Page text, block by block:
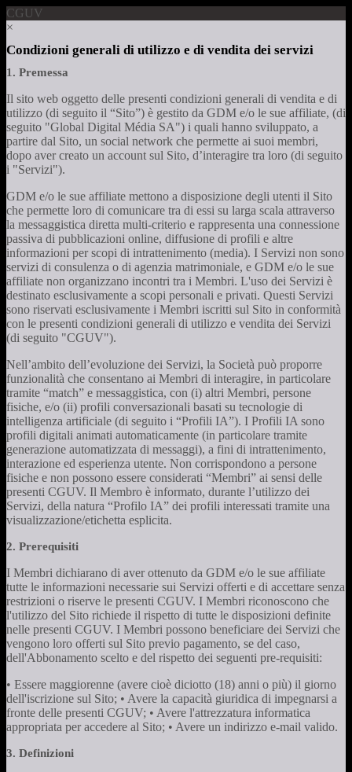
CGUV
×
Condizioni generali di utilizzo e di vendita dei servizi
1. Premessa
Il sito web oggetto delle presenti condizioni generali di vendita e di
utilizzo (di seguito il “Sito”) è gestito da GDM e/o le sue affiliate, (di
seguito "Global Digital Média SA") i quali hanno sviluppato, a
partire dal Sito, un social network che permette ai suoi membri,
dopo aver creato un account sul Sito, d’interagire tra loro (di seguito
i "Servizi").
GDM e/o le sue affiliate mettono a disposizione degli utenti il Sito
che permette loro di comunicare tra di essi su larga scala attraverso
la messaggistica diretta multi-criterio e rappresenta una connessione
passiva di pubblicazioni online, diffusione di profili e altre
informazioni per scopi di intrattenimento (media). I Servizi non sono
servizi di consulenza o di agenzia matrimoniale, e GDM e/o le sue
affiliate non organizzano incontri tra i Membri. L'uso dei Servizi è
destinato esclusivamente a scopi personali e privati. Questi Servizi
sono riservati esclusivamente i Membri iscritti sul Sito in conformità
con le presenti condizioni generali di utilizzo e vendita dei Servizi
(di seguito "CGUV").
Nell’ambito dell’evoluzione dei Servizi, la Società può proporre
funzionalità che consentano ai Membri di interagire, in particolare
tramite “match” e messaggistica, con (i) altri Membri, persone
fisiche, e/o (ii) profili conversazionali basati su tecnologie di
intelligenza artificiale (di seguito i “Profili IA”). I Profili IA sono
profili digitali animati automaticamente (in particolare tramite
generazione automatizzata di messaggi), a fini di intrattenimento,
interazione ed esperienza utente. Non corrispondono a persone
fisiche e non possono essere considerati “Membri” ai sensi delle
presenti CGUV. Il Membro è informato, durante l’utilizzo dei
Servizi, della natura “Profilo IA” dei profili interessati tramite una
visualizzazione/etichetta esplicita.
2. Prerequisiti
I Membri dichiarano di aver ottenuto da GDM e/o le sue affiliate
tutte le informazioni necessarie sui Servizi offerti e di accettare senza
restrizioni o riserve le presenti CGUV. I Membri riconoscono che
l'utilizzo del Sito richiede il rispetto di tutte le disposizioni definite
nelle presenti CGUV. I Membri possono beneficiare dei Servizi che
vengono loro offerti sul Sito previo pagamento, se del caso,
dell'Abbonamento scelto e del rispetto dei seguenti pre-requisiti:
• Essere maggiorenne (avere cioè diciotto (18) anni o più) il giorno
dell'iscrizione sul Sito; • Avere la capacità giuridica di impegnarsi a
fronte delle presenti CGUV; • Avere l'attrezzatura informatica
appropriata per accedere al Sito; • Avere un indirizzo e-mail valido.
3. Definizioni